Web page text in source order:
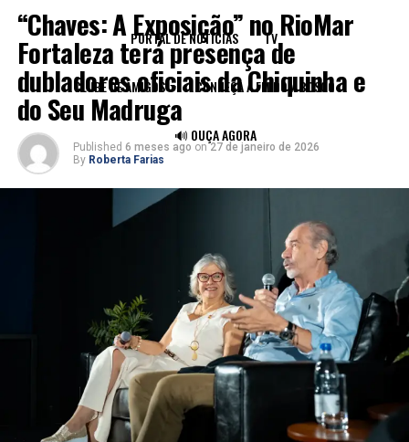
PORTAL DE NOTÍCIAS TV
CLUBE DE AMIGOS CONHEÇA A FM DOM BOSCO
🔊 OUÇA AGORA
“Chaves: A Exposição” no RioMar
Fortaleza terá presença de
dubladores oficiais da Chiquinha e
do Seu Madruga
Published 6 meses ago on 27 de janeiro de 2026
By Roberta Farias